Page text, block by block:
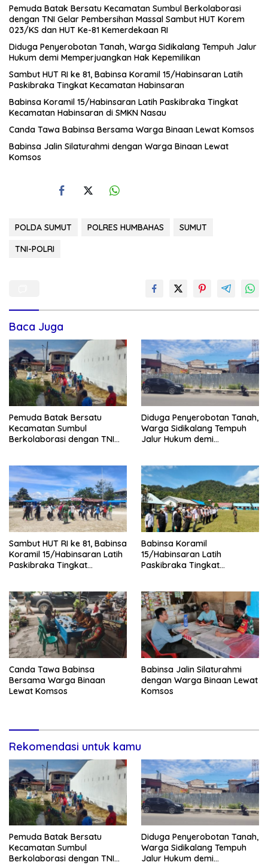
Pemuda Batak Bersatu Kecamatan Sumbul Berkolaborasi
dengan TNI Gelar Pembersihan Massal Sambut HUT Korem
023/KS dan HUT Ke-81 Kemerdekaan RI
Diduga Penyerobotan Tanah, Warga Sidikalang Tempuh Jalur
Hukum demi Memperjuangkan Hak Kepemilikan
Sambut HUT RI ke 81, Babinsa Koramil 15/Habinsaran Latih
Paskibraka Tingkat Kecamatan Habinsaran
Babinsa Koramil 15/Habinsaran Latih Paskibraka Tingkat
Kecamatan Habinsaran di SMKN Nasau
Canda Tawa Babinsa Bersama Warga Binaan Lewat Komsos
Babinsa Jalin Silaturahmi dengan Warga Binaan Lewat
Komsos
POLDA SUMUT POLRES HUMBAHAS
SUMUT
TNI-POLRI
Baca Juga
Pemuda Batak Bersatu
Kecamatan Sumbul
Berkolaborasi dengan TNI
dan HUT Ke-81 Kemerdekaan
RI
Diduga Penyerobotan Tanah,
Warga Sidikalang Tempuh
Jalur Hukum demi
Sambut HUT RI ke 81, Babinsa
Koramil 15/Habinsaran Latih
Paskibraka Tingkat
Babinsa Koramil
15/Habinsaran Latih
Paskibraka Tingkat
Canda Tawa Babinsa
Bersama Warga Binaan
Lewat Komsos
Babinsa Jalin Silaturahmi
dengan Warga Binaan Lewat
Komsos
Rekomendasi untuk kamu
Pemuda Batak Bersatu
Kecamatan Sumbul
Berkolaborasi dengan TNI
Diduga Penyerobotan Tanah,
Warga Sidikalang Tempuh
Jalur Hukum demi